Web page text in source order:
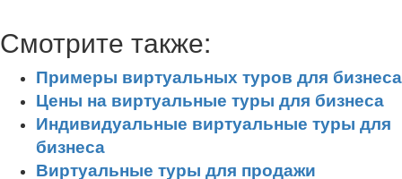
Смотрите также:
Примеры виртуальных туров для бизнеса
Цены на виртуальные туры для бизнеса
Индивидуальные виртуальные туры для
бизнеса
Виртуальные туры для продажи